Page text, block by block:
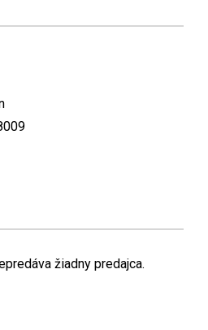
žiadny predajca.